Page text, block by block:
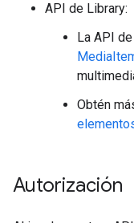
API de Library:
La API
Obtén
Autorización